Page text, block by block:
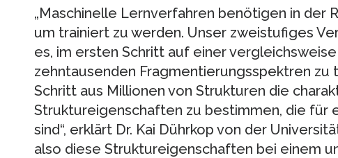
„Maschinelle Lernverfahren benötigen in der
um trainiert zu werden. Unser zweistufiges
es, im ersten Schritt auf einer
zehntausenden Fragmentierungsspektren zu
Schritt aus Millionen von Strukturen die
Struktureigenschaften zu bestimmen, die für
sind“, erklärt Dr. Kai Dührkop von der
also diese Struktureigenschaften bei einem